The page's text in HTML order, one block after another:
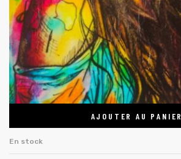
AJOUTER AU PANIER
En stock